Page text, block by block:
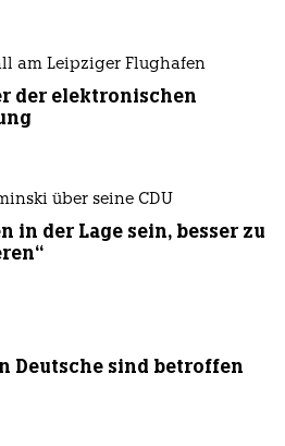
am Leipziger Flughafen
der elektronischen
über seine CDU
in der Lage sein, besser zu
Deutsche sind betroffen